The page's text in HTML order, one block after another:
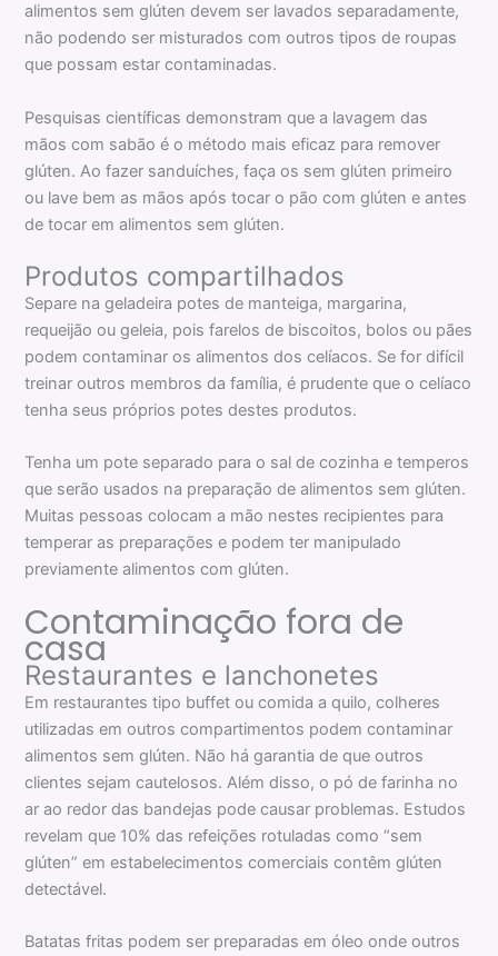
alimentos sem glúten devem ser lavados separadamente,
não podendo ser misturados com outros tipos de roupas
que possam estar contaminadas.
Pesquisas científicas demonstram que a lavagem das
mãos com sabão é o método mais eficaz para remover
glúten. Ao fazer sanduíches, faça os sem glúten primeiro
ou lave bem as mãos após tocar o pão com glúten e antes
de tocar em alimentos sem glúten.
Produtos compartilhados
Separe na geladeira potes de manteiga, margarina,
requeijão ou geleia, pois farelos de biscoitos, bolos ou pães
podem contaminar os alimentos dos celíacos. Se for difícil
treinar outros membros da família, é prudente que o celíaco
tenha seus próprios potes destes produtos.
Tenha um pote separado para o sal de cozinha e temperos
que serão usados na preparação de alimentos sem glúten.
Muitas pessoas colocam a mão nestes recipientes para
temperar as preparações e podem ter manipulado
previamente alimentos com glúten.
Contaminação fora de
casa
Restaurantes e lanchonetes
Em restaurantes tipo buffet ou comida a quilo, colheres
utilizadas em outros compartimentos podem contaminar
alimentos sem glúten. Não há garantia de que outros
clientes sejam cautelosos. Além disso, o pó de farinha no
ar ao redor das bandejas pode causar problemas. Estudos
revelam que 10% das refeições rotuladas como “sem
glúten” em estabelecimentos comerciais contêm glúten
detectável.
Batatas fritas podem ser preparadas em óleo onde outros